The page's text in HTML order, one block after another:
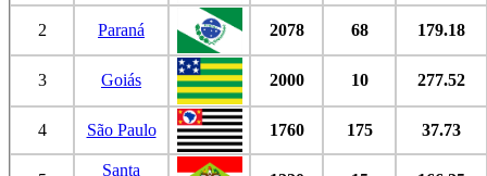
2 Paraná 2078 68 179.18
3 Goiás 2000 10 277.52
4 São Paulo 1760 175 37.73
Santa